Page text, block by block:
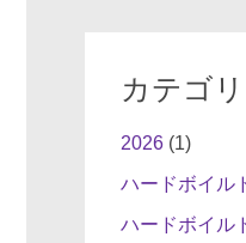
カテゴ
2026(1)
ハードボイル
ハードボイル